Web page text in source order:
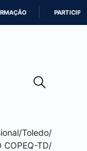
PARTICIPE
/Toledo/
COPEQ-TD/